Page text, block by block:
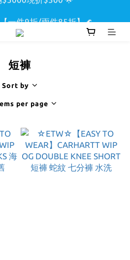
【一件9折/兩件85折】🌊
短T【兩件9折區】🏖️
$5000現折$300 🌟
短褲
Sort by
per page